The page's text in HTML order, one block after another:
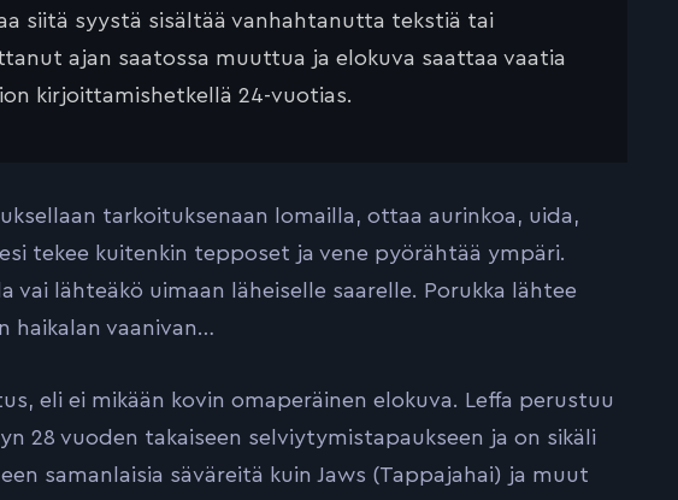
siitä syystä sisältää vanhahtanutta tekstiä tai
ajan saatossa muuttua ja elokuva saattaa vaatia
kirjoittamishetkellä 24-vuotias.
tarkoituksenaan lomailla, ottaa aurinkoa, uida,
tekee kuitenkin tepposet ja vene pyörähtää ympäri.
lähteäkö uimaan läheiselle saarelle. Porukka lähtee
haikalan vaanivan…
eli ei mikään kovin omaperäinen elokuva. Leffa perustuu
28 vuoden takaiseen selviytymistapaukseen ja on sikäli
samanlaisia säväreitä kuin Jaws (Tappajahai) ja muut